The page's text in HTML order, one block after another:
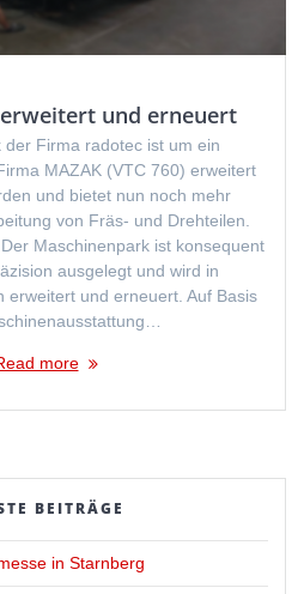
und erneuert
der Firma radotec ist um ein
MAZAK (VTC 760) erweitert
und bietet nun noch mehr
von Fräs- und Drehteilen.
Maschinenpark ist konsequent
ausgelegt und wird in
erweitert und erneuert. Auf Basis
more
BEITRÄGE
in Starnberg